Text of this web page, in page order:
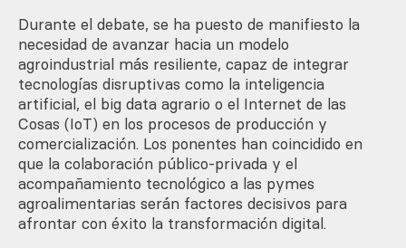
Durante el debate, se ha puesto de manifiesto la
necesidad de avanzar hacia un modelo
agroindustrial más resiliente, capaz de integrar
tecnologías disruptivas como la inteligencia
artificial, el big data agrario o el Internet de las
Cosas (IoT) en los procesos de producción y
comercialización. Los ponentes han coincidido en
que la colaboración público-privada y el
acompañamiento tecnológico a las pymes
agroalimentarias serán factores decisivos para
afrontar con éxito la transformación digital.